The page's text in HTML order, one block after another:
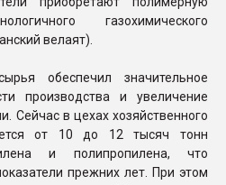
газохимического
велаят).
обеспечил значительное
производства и увеличение
Сейчас в цехах хозяйственного
от 10 до 12 тысяч тонн
и полипропилена, что
прежних лет. При этом